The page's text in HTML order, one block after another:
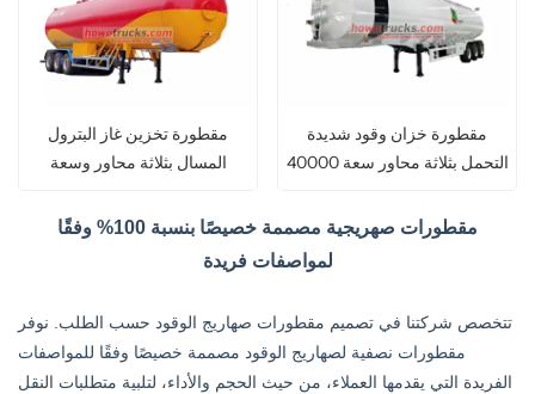
مقطورة تخزين غاز البترول
المسال بثلاثة محاور وسعة
مقطورة خزان وقود شديدة
التحمل بثلاثة محاور سعة 40000
مقطورات صهريجية مصممة خصيصًا بنسبة 100% وفقًا
لمواصفات فريدة
تتخصص شركتنا في تصميم مقطورات صهاريج الوقود حسب الطلب. نوفر
مقطورات نصفية لصهاريج الوقود مصممة خصيصًا وفقًا للمواصفات
الفريدة التي يقدمها العملاء، من حيث الحجم والأداء، لتلبية متطلبات النقل